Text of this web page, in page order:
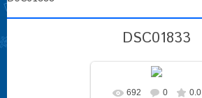
DSC01833
692 0 0.0